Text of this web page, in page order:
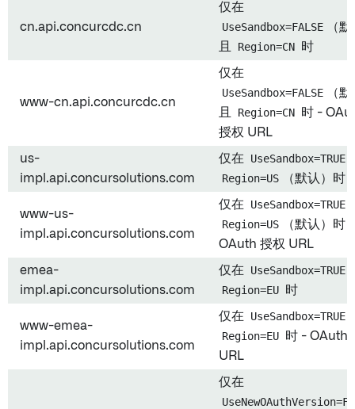
cn.api.concurcdc.cn
仅在
UseSandbox=FALSE
（
且
Region=CN 时
www-cn.api.concurcdc.cn
仅在
UseSandbox=FALSE
（
且
Region=CN
时 -
授权 URL
us-
impl.api.concursolutions.com
仅在 UseSandbox=TRUE
Region=US
（默认）时
www-us-
impl.api.concursolutions.com
仅在 UseSandbox=TRUE
Region=US
（默认）时 -
OAuth 授权 URL
emea-
impl.api.concursolutions.com
仅在 UseSandbox=TRUE
Region=EU
时
www-emea-
impl.api.concursolutions.com
仅在 UseSandbox=TRUE
Region=EU
时 - OAuth
URL
仅在